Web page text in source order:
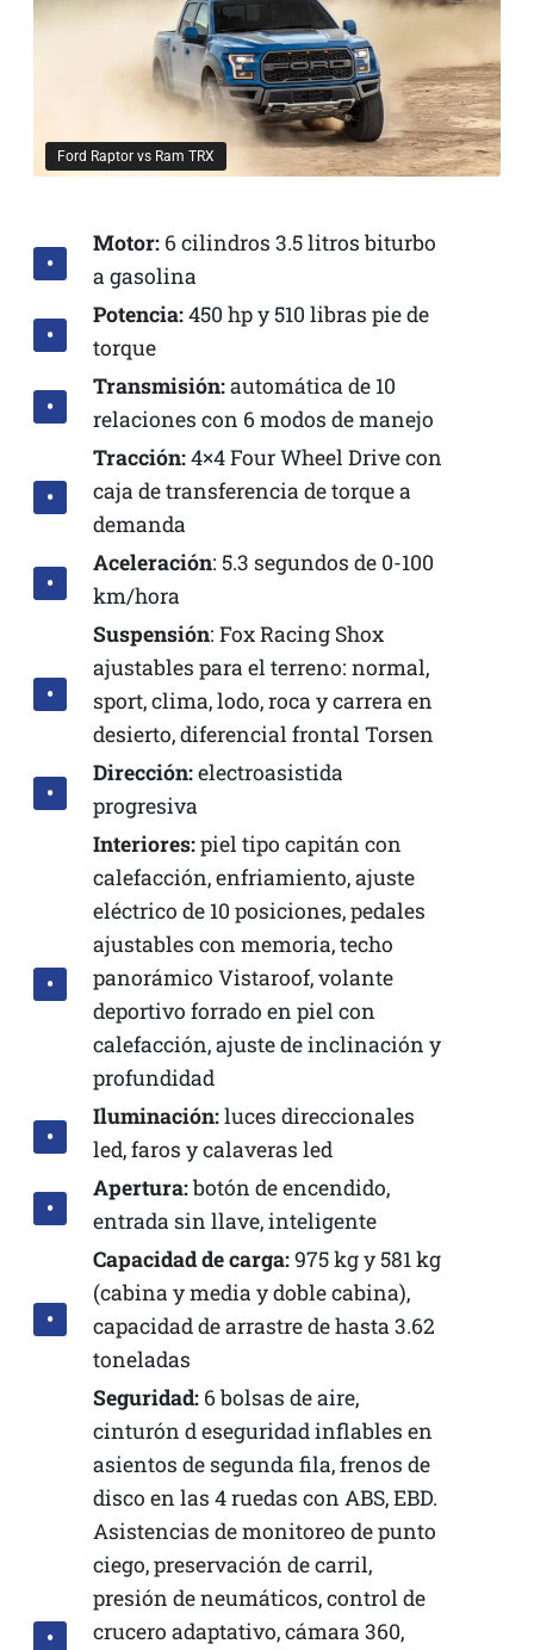
Ford Raptor vs Ram TRX
Motor: 6 cilindros 3.5 litros biturbo
a gasolina
Potencia:450 hp y 510 libras pie de
torque
Transmisión:automática de 10
relaciones con 6 modos de manejo
Tracción:4×4 Four Wheel Drive con
caja de transferencia de torque a
demanda
Aceleración: 5.3 segundos de 0-100
km/hora
Suspensión: Fox Racing Shox
ajustables para el terreno: normal,
sport, clima, lodo, roca y carrera en
desierto, diferencial frontal Torsen
Dirección:electroasistida
progresiva
Interiores:piel tipo capitán con
calefacción, enfriamiento, ajuste
eléctrico de 10 posiciones, pedales
ajustables con memoria, techo
panorámico Vistaroof, volante
deportivo forrado en piel con
calefacción, ajuste de inclinación y
profundidad
Iluminación:luces direccionales
led, faros y calaveras led
Apertura:botón de encendido,
entrada sin llave, inteligente
Capacidad de carga:975 kg y 581 kg
(cabina y media y doble cabina),
capacidad de arrastre de hasta 3.62
toneladas
Seguridad: 6 bolsas de aire,
cinturón d eseguridad inflables en
asientos de segunda fila, frenos de
disco en las 4 ruedas con ABS, EBD.
Asistencias de monitoreo de punto
ciego, preservación de carril,
presión de neumáticos, control de
crucero adaptativo, cámara 360,